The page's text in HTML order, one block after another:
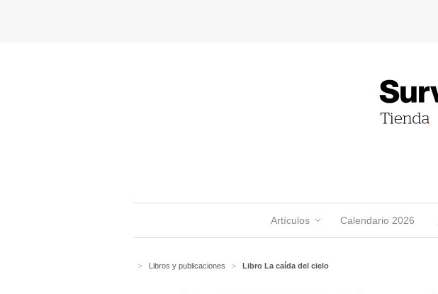
Artículos Calendario 2026
> Libros y publicaciones > Libro La caída del cielo